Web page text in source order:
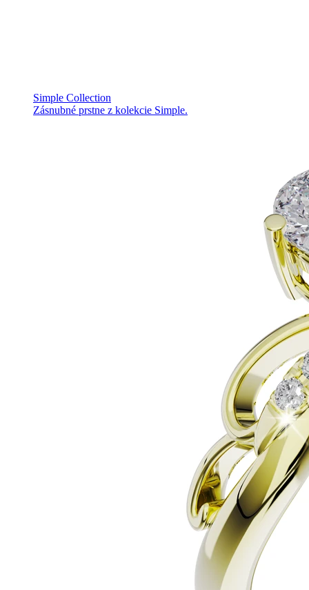
Simple Collection
Zásnubné prstne z kolekcie Simple.